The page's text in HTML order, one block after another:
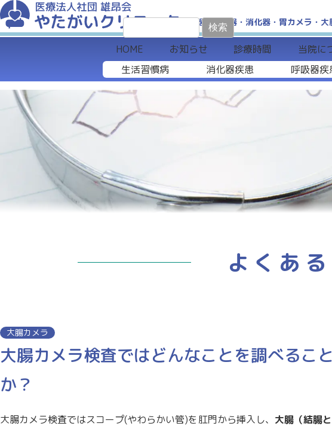
循環器・呼吸器・消化器・胃カメラ・大
HOME お知らせ 診療時間 当院に
生活習慣病
消化器疾患 呼吸器疾
検
索:
よくあ
大腸カメラ
大腸カメラ検査ではどんなことを調べるこ
か？
大腸カメラ検査ではスコープ(やわらかい管)を肛門から挿入し、 大腸（結腸